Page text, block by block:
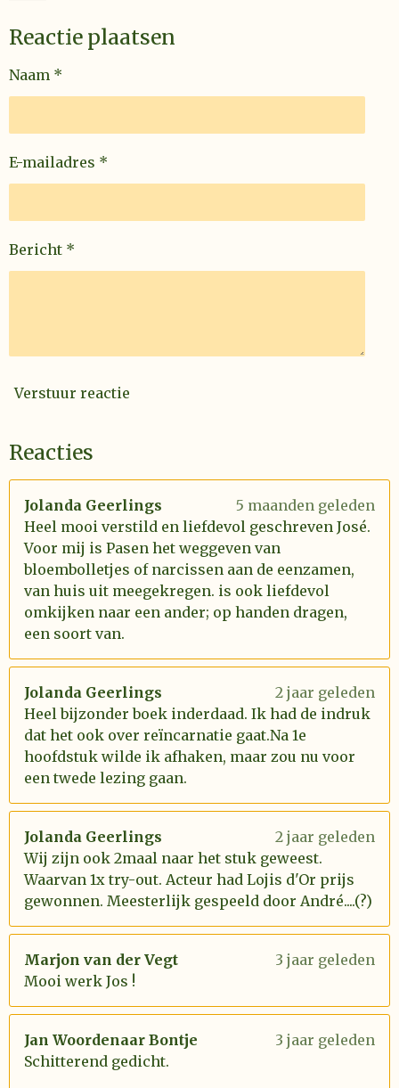
Reactie plaatsen
Naam *
E-mailadres *
Bericht *
Verstuur reactie
Reacties
Jolanda Geerlings
5 maanden geleden
Heel mooi verstild en liefdevol geschreven José.
Voor mij is Pasen het weggeven van
bloembolletjes of narcissen aan de eenzamen,
van huis uit meegekregen. is ook liefdevol
omkijken naar een ander; op handen dragen,
een soort van.
Jolanda Geerlings
2 jaar geleden
Heel bijzonder boek inderdaad. Ik had de indruk
dat het ook over reïncarnatie gaat.Na 1e
hoofdstuk wilde ik afhaken, maar zou nu voor
een twede lezing gaan.
Jolanda Geerlings
2 jaar geleden
Wij zijn ook 2maal naar het stuk geweest.
Waarvan 1x try-out. Acteur had Lojis d'Or prijs
gewonnen. Meesterlijk gespeeld door André....(?)
Marjon van der Vegt
3 jaar geleden
Mooi werk Jos !
Jan Woordenaar Bontje
3 jaar geleden
Schitterend gedicht.